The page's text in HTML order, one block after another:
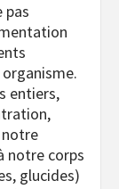
pas
entiers,
notre corps
glucides)